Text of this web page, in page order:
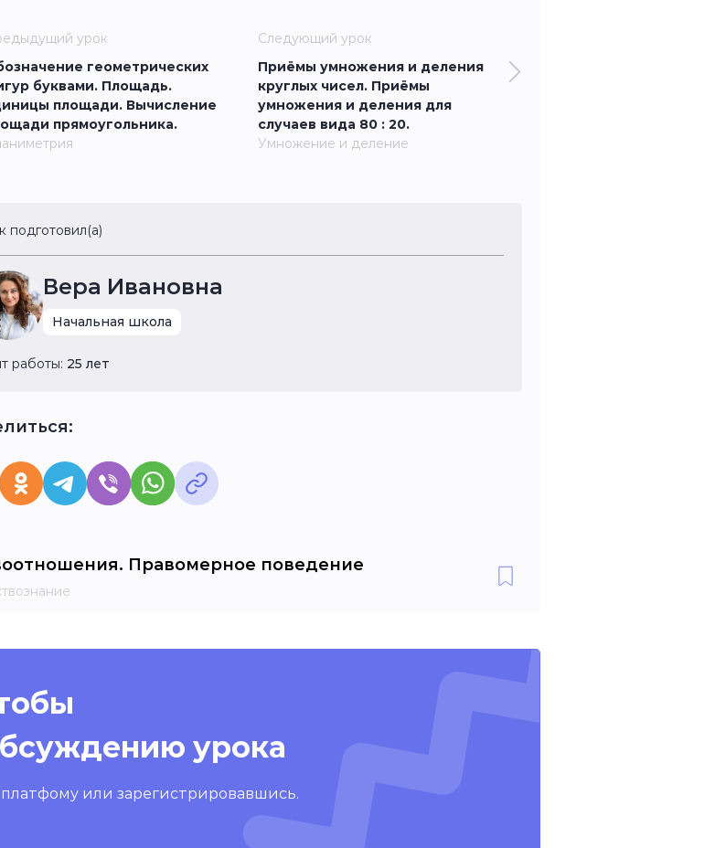
урок
геометрических
буквами. Площадь.
площади. Вычисление
прямоугольника.
Следующий урок
Приёмы умножения и деления
круглых чисел. Приёмы
умножения и деления для
случаев вида 80 : 20.
Умножение и деление
подготовил(а)
Вера Ивановна
Начальная школа
работы: 25 лет
Правомерное поведение
урока
или зарегистрировавшись.